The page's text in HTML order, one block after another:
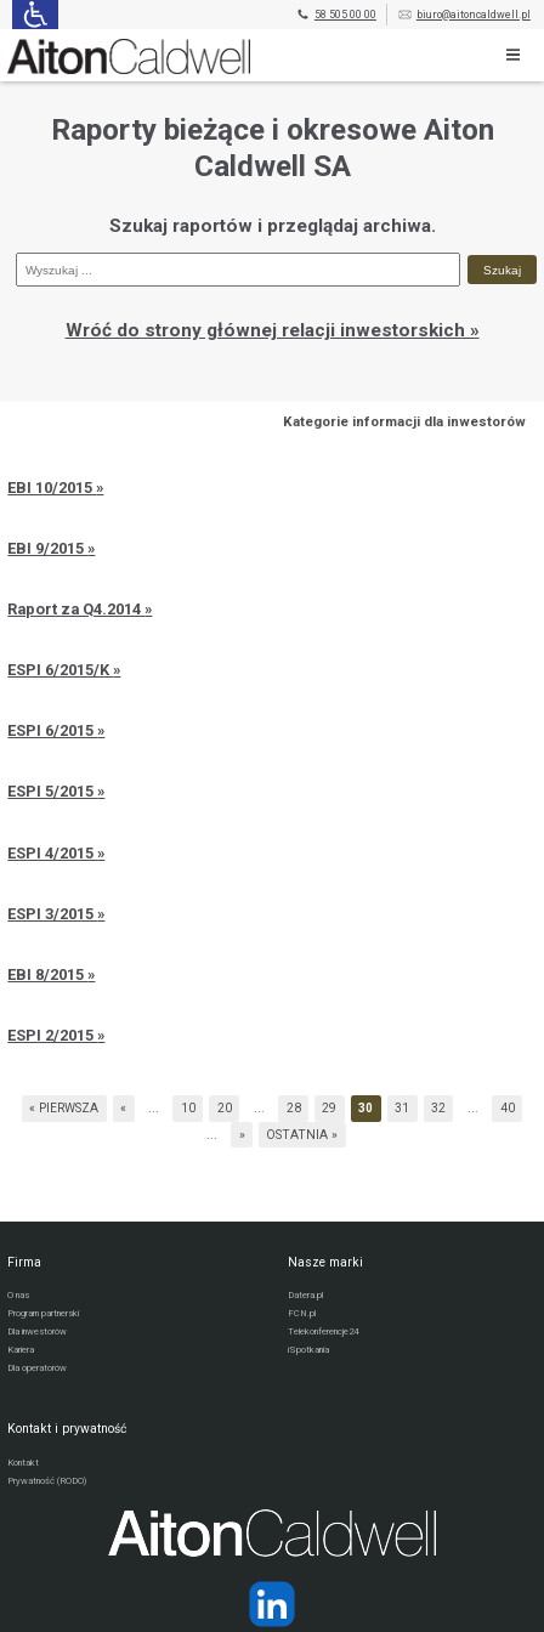
58 505 00 00 biuro@aitoncaldwell.pl
Raporty bieżące i okresowe Aiton
Caldwell SA
Szukaj raportów i przeglądaj archiwa.
Wróć do strony głównej relacji inwestorskich »
Kategorie informacji dla inwestorów
EBI 10/2015
EBI 9/2015
Raport za Q4.2014
ESPI 6/2015/K
ESPI 6/2015
ESPI 5/2015
ESPI 4/2015
ESPI 3/2015
EBI 8/2015
ESPI 2/2015
« PIERWSZA « ... 10 20 ... 28 29 30 31 32 ...
40
...
» OSTATNIA »
Firma
O nas
Program partnerski
Dla inwestorów
Kariera
Dla operatorów
Nasze marki
Datera.pl
FCN.pl
Telekonferencje24
iSpotkania
Kontakt i prywatność
Kontakt
Prywatność (RODO)